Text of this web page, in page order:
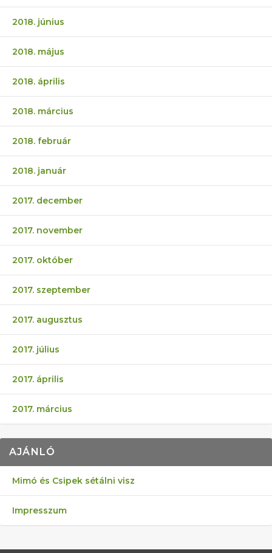
2018. június
2018. május
2018. április
2018. március
2018. február
2018. január
2017. december
2017. november
2017. október
2017. szeptember
2017. augusztus
2017. július
2017. április
2017. március
AJÁNLÓ
Mimó és Csipek sétálni visz
Impresszum